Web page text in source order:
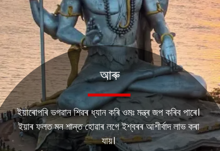
ইয়াৰোপৰি ভগৱান শিৱৰ ধ্যান কৰি ওমঃ মন্ত্ৰ জপ কৰিব পাৰে।
ইয়াৰ ফলত মন শান্ত হোৱাৰ লগে ইশ্বৰৰ আশীৰ্বাদ লাভ কৰা
যায়।
আৰু